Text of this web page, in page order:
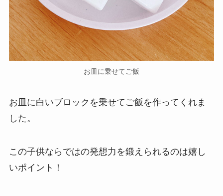
お皿に乗せてご飯
お皿に白いブロックを乗せてご飯を作ってくれま
した。
この子供ならではの発想力を鍛えられるのは嬉し
いポイント！